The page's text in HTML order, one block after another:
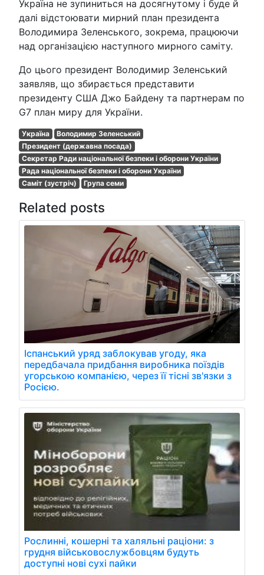
Україна не зупиниться на досягнутому і буде й
далі відстоювати мирний план президента
Володимира Зеленського, зокрема, працюючи
над організацією наступного мирного саміту.
До цього президент Володимир Зеленський
заявляв, що збирається представити
президенту США Джо Байдену та партнерам по
G7 план миру для України.
Україна
Володимир Зеленський
Президент (державна посада)
Секретар Ради національної безпеки і оборони України
Рада національної безпеки і оборони України
Саміт (зустріч)
Група семи
Related posts
Іспанський уряд заблокував угоду, яка
передбачала придбання виробника поїздів
угорською компанією, через її тісні зв'язки з
Росією.
Рослинні, кошерні та халяльні раціони: з
грудня військовослужбовцям будуть
доступні нові сухі пайки